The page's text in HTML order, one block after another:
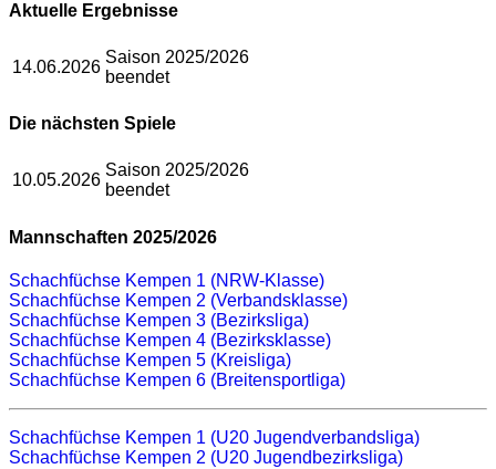
Aktuelle Ergebnisse
14.06.2026
Saison 2025/2026
beendet
Die nächsten Spiele
10.05.2026
Saison 2025/2026
beendet
Mannschaften 2025/2026
Schachfüchse Kempen 1 (NRW-Klasse)
Schachfüchse Kempen 2 (Verbandsklasse)
Schachfüchse Kempen 3 (Bezirksliga)
Schachfüchse Kempen 4 (Bezirksklasse)
Schachfüchse Kempen 5 (Kreisliga)
Schachfüchse Kempen 6 (Breitensportliga)
Schachfüchse Kempen 1 (U20 Jugendverbandsliga)
Schachfüchse Kempen 2 (U20 Jugendbezirksliga)